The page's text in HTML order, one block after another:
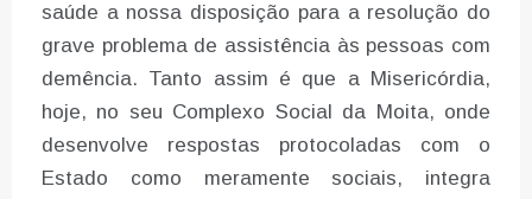
saúde a nossa disposição para a resolução do
grave problema de assistência às pessoas com
demência. Tanto assim é que a Misericórdia,
hoje, no seu Complexo Social da Moita, onde
desenvolve respostas protocoladas com o
Estado como meramente sociais, integra